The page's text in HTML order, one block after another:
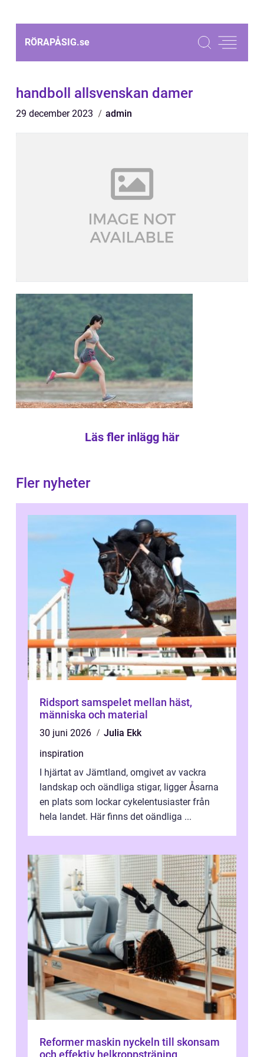
RÖRAPÅSIG.se
handboll allsvenskan damer
29 december 2023 admin
Läs fler inlägg här
Fler nyheter
Ridsport samspelet mellan häst,
människa och material
30 juni 2026
Julia Ekk
inspiration
I hjärtat av Jämtland, omgivet av vackra
landskap och oändliga stigar, ligger Åsarna
en plats som lockar cykelentusiaster från
hela landet. Här finns det oändliga ...
Reformer maskin nyckeln till skonsam
och effektiv helkroppsträning